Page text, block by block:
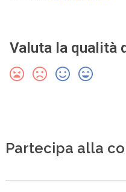
Valuta la qualità
Partecipa alla